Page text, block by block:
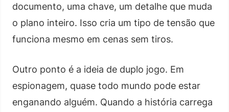
documento, uma chave, um detalhe que muda
o plano inteiro. Isso cria um tipo de tensão que
funciona mesmo em cenas sem tiros.
Outro ponto é a ideia de duplo jogo. Em
espionagem, quase todo mundo pode estar
enganando alguém. Quando a história carrega